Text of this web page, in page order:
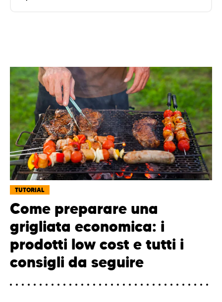
TUTORIAL
Come preparare una
grigliata economica: i
prodotti low cost e tutti i
consigli da seguire